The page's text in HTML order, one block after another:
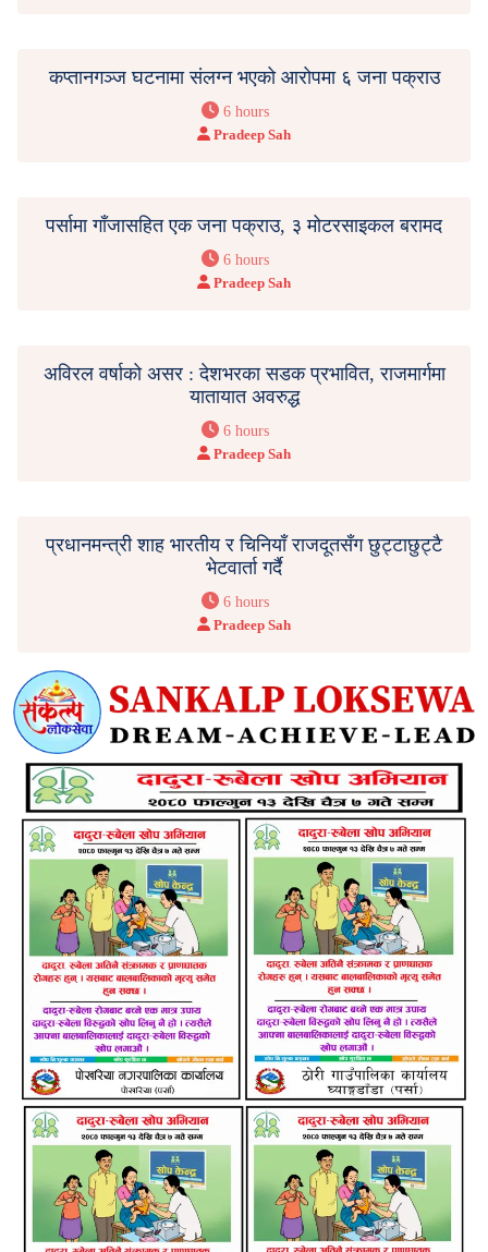
कप्तानगञ्ज घटनामा संलग्न भएको आरोपमा ६ जना पक्राउ
6 hours
Pradeep Sah
पर्सामा गाँजासहित एक जना पक्राउ, ३ मोटरसाइकल बरामद
6 hours
Pradeep Sah
अविरल वर्षाको असर : देशभरका सडक प्रभावित, राजमार्गमा
यातायात अवरुद्ध
6 hours
Pradeep Sah
प्रधानमन्त्री शाह भारतीय र चिनियाँ राजदूतसँग छुट्टाछुट्टै
भेटवार्ता गर्दै
6 hours
Pradeep Sah